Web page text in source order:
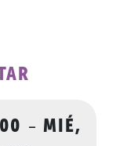
-MIÉ,